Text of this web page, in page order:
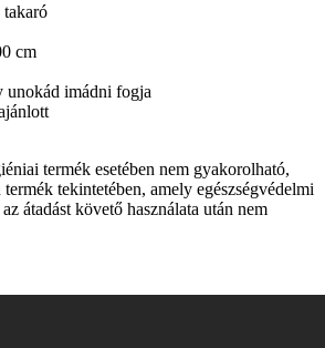
takaró
cm
unokád imádni fogja
termék esetében nem gyakorolható,
tekintetében, amely egészségvédelmi
átadást követő használata után nem